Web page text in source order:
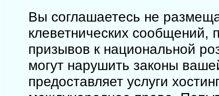
Вы соглашаетесь не
клеветнических сообщений,
призывов к национальной
могут нарушить законы
предоставляет услуги